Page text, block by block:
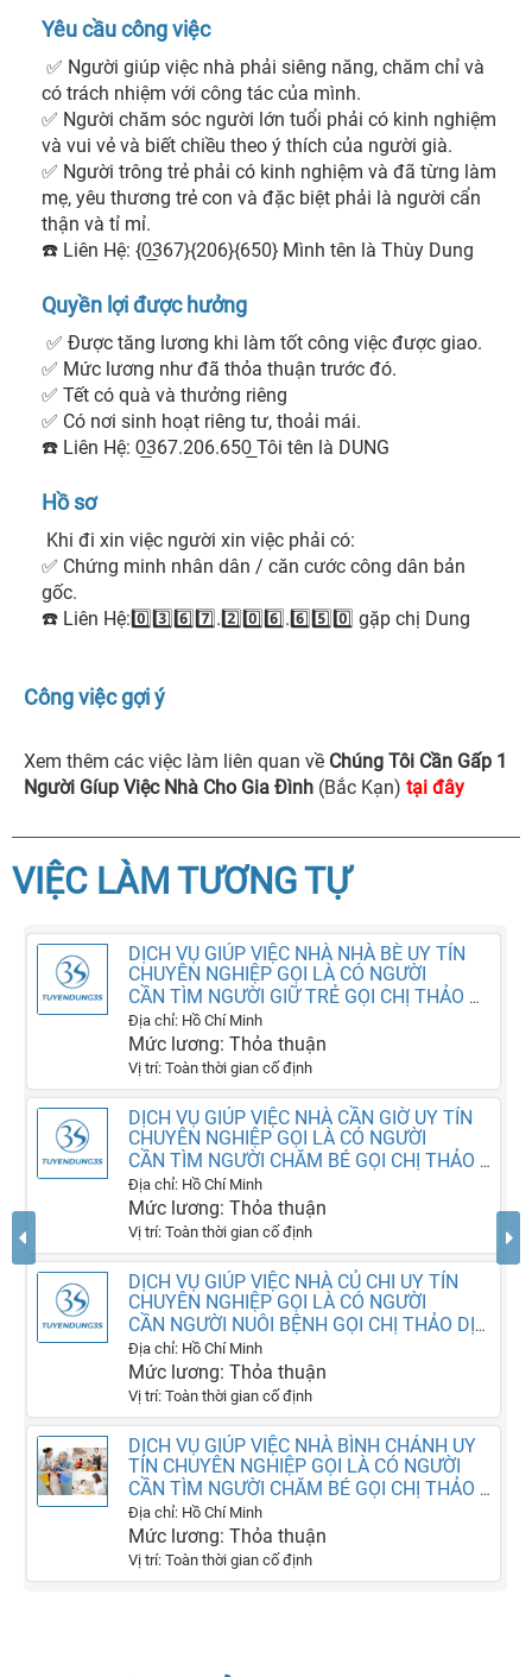
Yêu cầu công việc
có trách nhiệm với công tác của mình.
✅ Người chăm sóc người lớn tuổi phải có kinh nghiệm
và vui vẻ và biết chiều theo ý thích của người già.
✅ Người trông trẻ phải có kinh nghiệm và đã từng làm
mẹ, yêu thương trẻ con và đặc biệt phải là người cẩn
thận và tỉ mỉ.
☎️ Liên Hệ: {0̲367}{206}{650} Mình tên là Thùy Dung
Quyền lợi được hưởng
✅ Mức lương như đã thỏa thuận trước đó.
✅ Tết có quà và thưởng riêng
✅ Có nơi sinh hoạt riêng tư, thoải mái.
☎️ Liên Hệ: 0̲367.206.650̲ Tôi tên là DUNG
Hồ sơ
✅ Chứng minh nhân dân / căn cước công dân bản
gốc.
☎️ Liên Hệ:0️⃣3️⃣6️⃣7️⃣.2️⃣0️⃣6️⃣.6️⃣5️⃣0️⃣ gặp chị Dung
Công việc gợi ý
Xem thêm các việc làm liên quan về Chúng Tôi Cần Gấp 1
Người Gíup Việc Nhà Cho Gia Đình (Bắc Kạn) tại đây
VIỆC LÀM TƯƠNG TỰ
DỊCH VỤ GIÚP VIỆC NHÀ NHÀ BÈ UY TÍN
CHUYÊN NGHIỆP GỌI LÀ CÓ NGƯỜI
CẦN TÌM NGƯỜI GIỮ TRẺ GỌI CHỊ THẢO DỊCH VỤ SAO MAI LÀ CÓ NGƯỜI
Địa chỉ: Hồ Chí Minh
Mức lương: Thỏa thuận
Vị trí: Toàn thời gian cố định
DỊCH VỤ GIÚP VIỆC NHÀ CẦN GIỜ UY TÍN
CHUYÊN NGHIỆP GỌI LÀ CÓ NGƯỜI
CẦN TÌM NGƯỜI CHĂM BÉ GỌI CHỊ THẢO DỊCH VỤ SAO MAI LÀ CÓ NGƯỜI
Địa chỉ: Hồ Chí Minh
Mức lương: Thỏa thuận
Vị trí: Toàn thời gian cố định
DỊCH VỤ GIÚP VIỆC NHÀ CỦ CHI UY TÍN
CHUYÊN NGHIỆP GỌI LÀ CÓ NGƯỜI
CẦN NGƯỜI NUÔI BỆNH GỌI CHỊ THẢO DỊCH VỤ SAO MAI LÀ CÓ NGƯỜI SAU 1 PHÚT
Địa chỉ: Hồ Chí Minh
Mức lương: Thỏa thuận
Vị trí: Toàn thời gian cố định
DỊCH VỤ GIÚP VIỆC NHÀ BÌNH CHÁNH UY
TÍN CHUYÊN NGHIỆP GỌI LÀ CÓ NGƯỜI
CẦN TÌM NGƯỜI CHĂM BÉ GỌI CHỊ THẢO SAO MAI LÀ CÓ NGƯỜI SAU 1 PHÚT
Địa chỉ: Hồ Chí Minh
Mức lương: Thỏa thuận
Vị trí: Toàn thời gian cố định